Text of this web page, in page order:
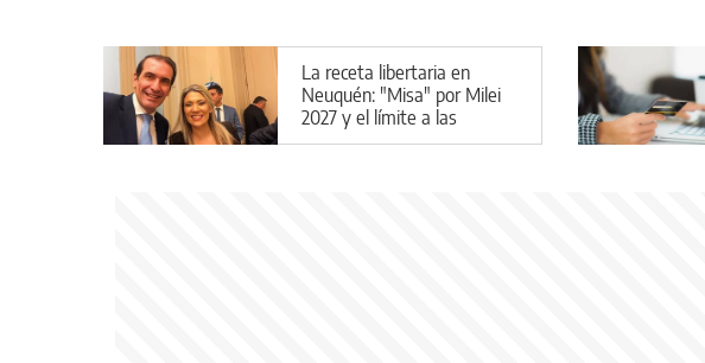
La receta libertaria en
Neuquén: "Misa" por Milei
2027 y el límite a las
candidaturas locales